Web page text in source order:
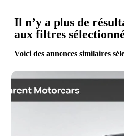
Il n’y a plus de
aux filtres
Voici des annonces similaires